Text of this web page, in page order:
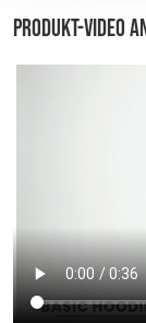
Produkt-Video